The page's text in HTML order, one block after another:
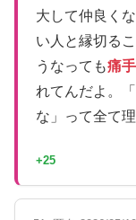
大して仲良く
い人と縁切る
うなっても痛
れてんだよ。
な」って全て理
+25